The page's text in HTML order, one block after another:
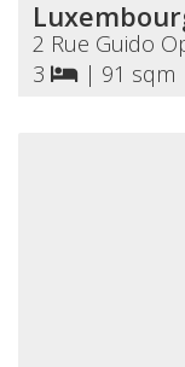
2 Rue Guido
3
| 91 sqm